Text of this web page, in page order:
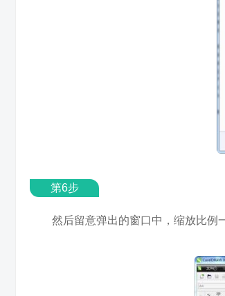
第6步
然后留意弹出的窗口中，缩放比例